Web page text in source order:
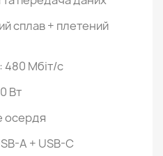
сплав + плетений
: 480 Мбіт/с
Вт
осердя
A + USB-C